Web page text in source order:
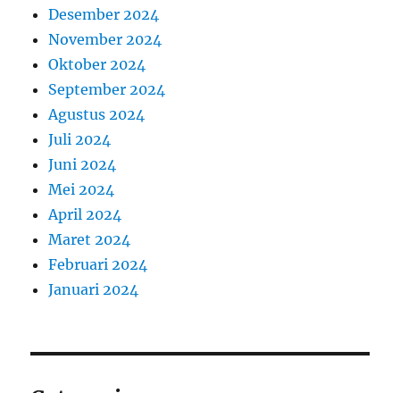
Desember 2024
November 2024
Oktober 2024
September 2024
Agustus 2024
Juli 2024
Juni 2024
Mei 2024
April 2024
Maret 2024
Februari 2024
Januari 2024